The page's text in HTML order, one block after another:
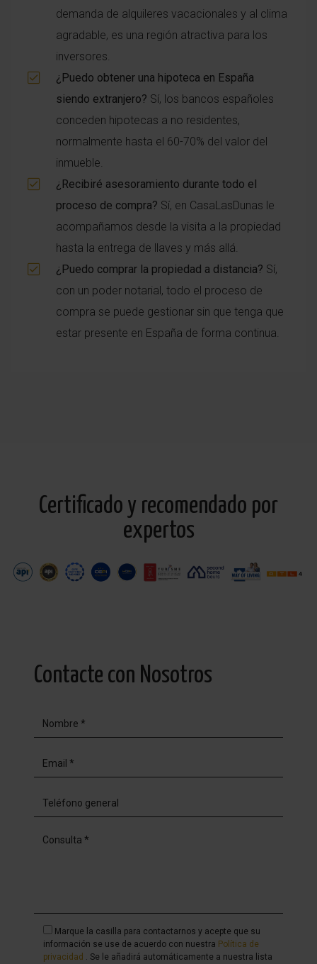
demanda de alquileres vacacionales y al clima
agradable, es una región atractiva para los
inversores.
¿Puedo obtener una hipoteca en España
siendo extranjero? Sí, los bancos españoles
conceden hipotecas a no residentes,
normalmente hasta el 60-70% del valor del
inmueble.
¿Recibiré asesoramiento durante todo el
proceso de compra? Sí, en CasaLasDunas le
acompañamos desde la visita a la propiedad
hasta la entrega de llaves y más allá.
¿Puedo comprar la propiedad a distancia? Sí,
con un poder notarial, todo el proceso de
compra se puede gestionar sin que tenga que
estar presente en España de forma continua.
Certificado y recomendado por
expertos
Contacte con Nosotros
Marque la casilla para contactarnos y acepte que su
información se use de acuerdo con nuestra Política de
privacidad . Se le añadirá automáticamente a nuestra lista